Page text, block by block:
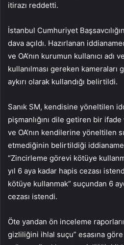
itirazı reddetti.
İstanbul Cumhuriyet
dava açıldı. Hazırlanan
ve OA’nın kurumun kullanıcı
kullanılması gereken
aykırı olarak kullandığı belirtildi.
Sanık SM, kendisine yöneltilen
pişmanlığını dile getiren bir
ve OA’nın kendilerine yöneltilen
etmediğinin belirtildiği
“Zincirleme görevi kötüye
yıl 6 aya kadar hapis cezası
kötüye kullanmak” suçundan 6
cezası istendi.
Öte yandan ön inceleme
gizliliğini ihlal suçu” esasına